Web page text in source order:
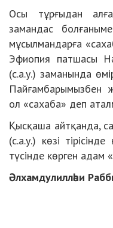
Осы тұрғыдан
замандас
мұсылмандарға
Эфиопия патшасы
(с.а.у.) заманында
Пайғамбарымызбен
ол «сахаба» деп
Қысқаша айтқанда,
(с.а.у.) көзі
түсінде көрген адам
Әлхамдулилләһи